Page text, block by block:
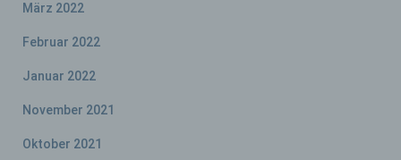
März 2022
Februar 2022
Januar 2022
November 2021
Oktober 2021
eindeutigen bestätigenden Handlung, mit der
die betroffene Person zu verstehen gibt, dass
sie mit der Verarbeitung der sie betreffenden
personenbezogenen Daten einverstanden